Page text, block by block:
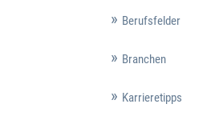
Berufsfelder
Branchen
Karrieretipps